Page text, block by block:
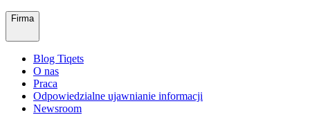
Firma
Blog Tiqets
O nas
Praca
Odpowiedzialne ujawnianie informacji
Newsroom